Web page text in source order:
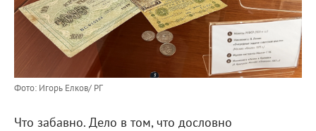
Фото: Игорь Елков/ РГ
Что забавно. Дело в том, что дословно